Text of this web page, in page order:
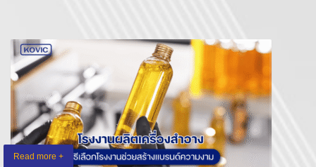
Read more +